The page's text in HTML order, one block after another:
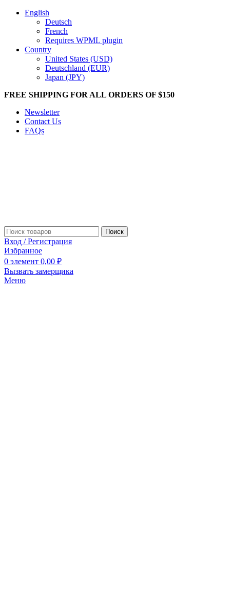
English
Deutsch
French
Requires WPML plugin
Country
United States (USD)
Deutschland (EUR)
Japan (JPY)
FREE SHIPPING FOR ALL ORDERS OF $150
Newsletter
Contact Us
FAQs
Поиск
Вход / Регистрация
Избранное
0 элемент 0,00 ₽
Вызвать замерщика
Меню